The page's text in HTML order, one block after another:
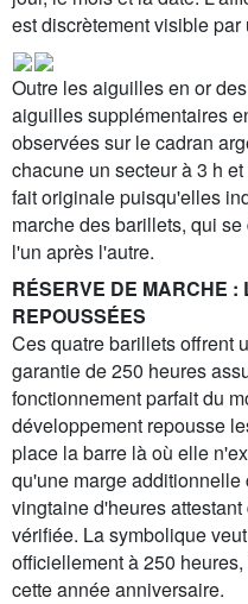
est discrètement visible
Outre les aiguilles en or
aiguilles supplémentaires
observées sur le cadran
chacune un secteur à 3 h
fait originale puisqu'elles
marche des barillets, qui
l'un après l'autre.
RÉSERVE DE MARCHE :
REPOUSSÉES
Ces quatre barillets offrent
garantie de 250 heures
fonctionnement parfait du
développement repousse
place la barre là où elle
qu'une marge
vingtaine d'heures
vérifiée. La symbolique
officiellement à 250
cette année anniversaire.